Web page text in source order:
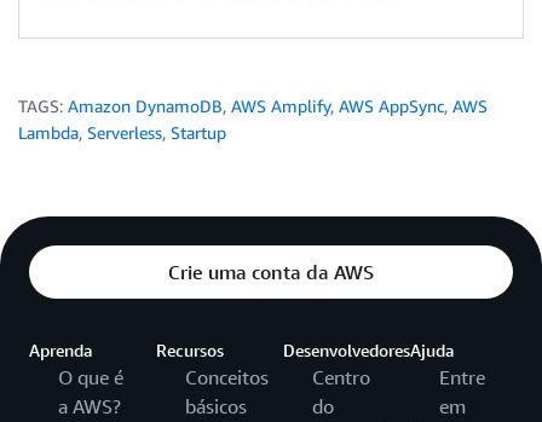
TAGS: Amazon DynamoDB, AWS Amplify, AWS AppSync, AWS
Lambda, Serverless, Startup
Crie uma conta da AWS
Aprenda
O que é
a AWS?
Recursos
Conceitos
básicos
Desenvolvedores
Centro
do
Ajuda
Entre
em